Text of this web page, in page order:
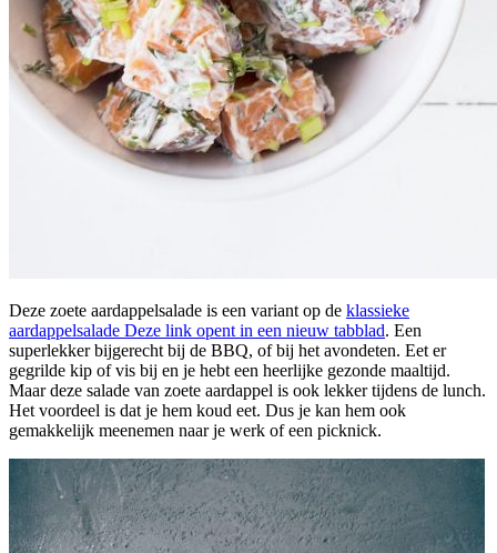
Deze zoete aardappelsalade is een variant op de klassieke
aardappelsalade Deze link opent in een nieuw tabblad. Een
superlekker bijgerecht bij de BBQ, of bij het avondeten. Eet er
gegrilde kip of vis bij en je hebt een heerlijke gezonde maaltijd.
Maar deze salade van zoete aardappel is ook lekker tijdens de lunch.
Het voordeel is dat je hem koud eet. Dus je kan hem ook
gemakkelijk meenemen naar je werk of een picknick.